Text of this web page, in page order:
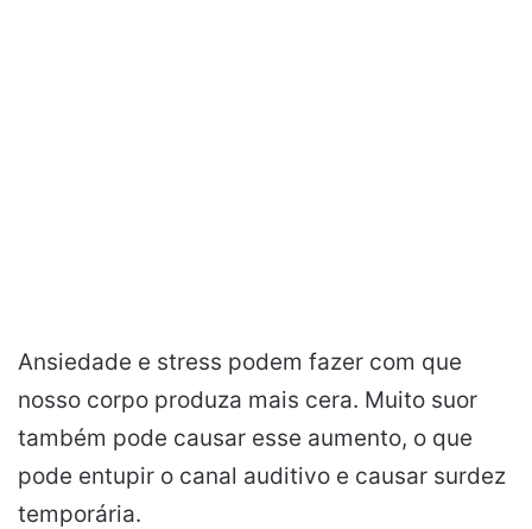
Ansiedade e stress podem fazer com que
nosso corpo produza mais cera. Muito suor
também pode causar esse aumento, o que
pode entupir o canal auditivo e causar surdez
temporária.